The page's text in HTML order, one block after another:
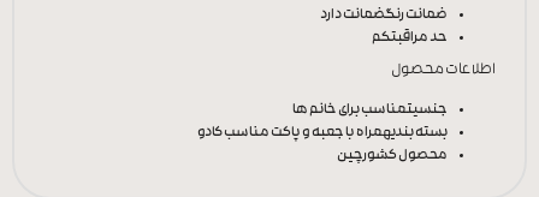
ضمانت رنگضمانت دارد
حد مراقبتکم
اطلاعات محصول
جنسیتمناسب برای خانم ها
بسته بندیهمراه با جعبه و پاکت مناسب کادو
محصول کشورچین